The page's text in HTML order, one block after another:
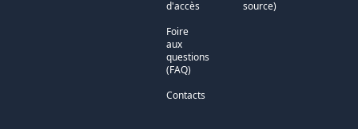
d'accès
Foire
aux
questions
(FAQ)
Contacts
source)